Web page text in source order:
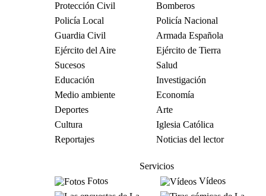
Protección Civil
Bomberos
Policía Local
Policía Nacional
Guardia Civil
Armada Española
Ejército del Aire
Ejército de Tierra
Sucesos
Salud
Educación
Investigación
Medio ambiente
Economía
Deportes
Arte
Cultura
Iglesia Católica
Reportajes
Noticias del lector
Servicios
Fotos
Vídeos